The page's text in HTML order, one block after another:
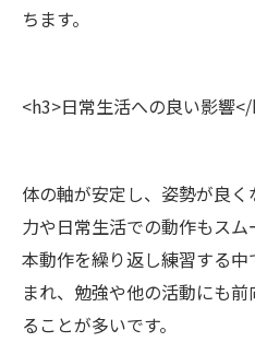
ちます。
<h3>日常生活への良い影響
体の軸が安定し、姿勢が良
力や日常生活での動作もス
本動作を繰り返し練習する
まれ、勉強や他の活動にも
ることが多いです。